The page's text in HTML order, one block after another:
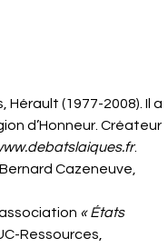
(1977-2008). Il a
d’Honneur. Créateur
.
Cazeneuve,
« États
Ressources,